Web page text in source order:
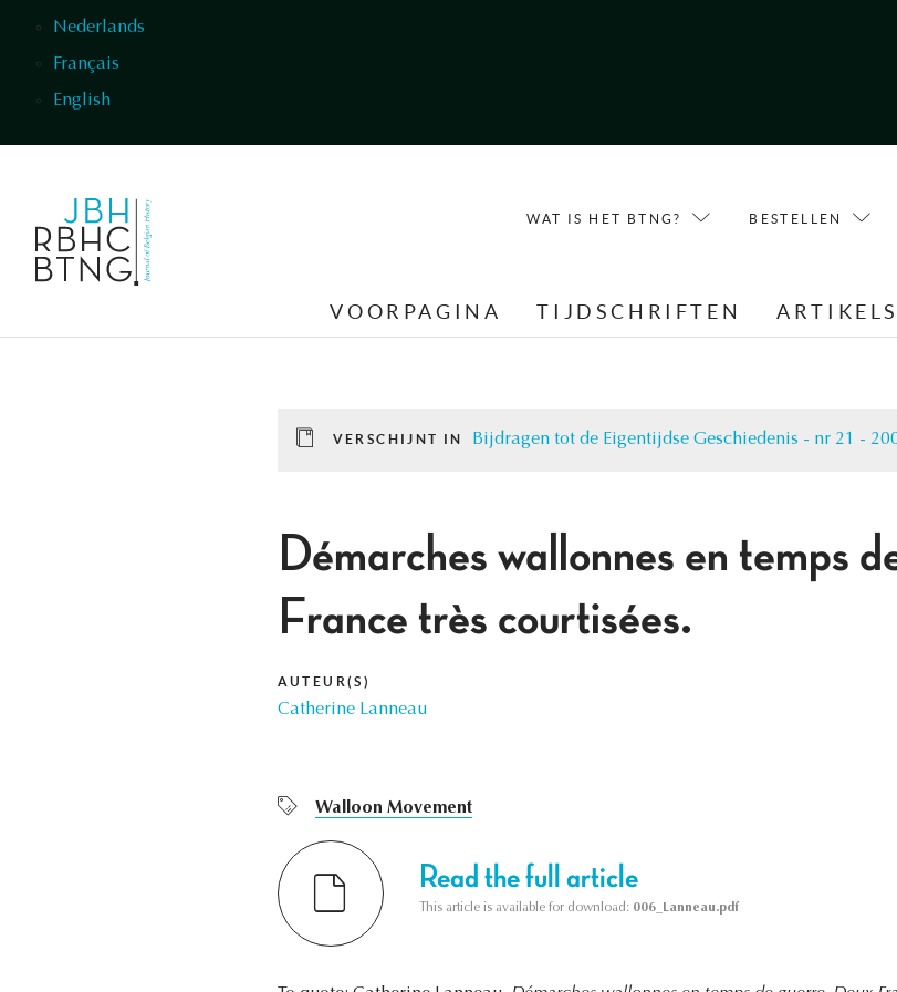
Nederlands
Français
English
WAT IS HET BTNG? BESTELLEN
VOORPAGINA TIJDSCHRIFTEN ARTIKELS
VERSCHIJNT IN Bijdragen tot de Eigentijdse Geschiedenis - nr 21 -
Démarches wallonnes en temps
France très courtisées.
AUTEUR(S)
Catherine Lanneau
Walloon Movement
Read the full article
This article is available for download: 006_Lanneau.pdf